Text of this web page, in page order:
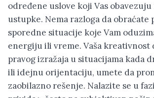
određene uslove koji Vas
ustupke. Nema razloga da obraćate
sporedne situacije koje Vam
energiju ili vreme. Vaša kreativnost
pravog izražaja u situacijama kada
ili idejnu orijentaciju, umete da
zaobilazno rešenje. Nalazite se u